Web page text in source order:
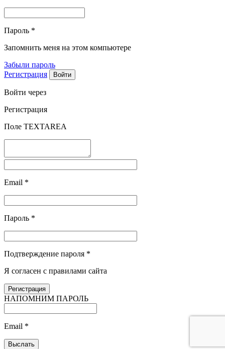
Пароль *
Запомнить меня на этом компьютере
Забыли пароль
Регистрация
Войти через
Регистрация
Поле TEXTAREA
Email *
Пароль *
Подтверждение пароля *
Я согласен с правилами сайта
НАПОМНИМ ПАРОЛЬ
Email *